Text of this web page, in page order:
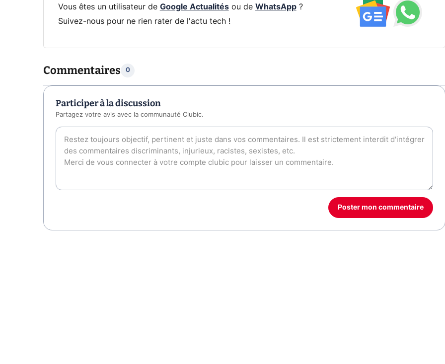
Vous êtes un utilisateur de Google Actualitésou de WhatsApp?
Suivez-nous pour ne rien rater de l'actu tech !
Commentaires 0
Participer à la discussion
Partagez votre avis avec la communauté Clubic.
Poster mon commentaire